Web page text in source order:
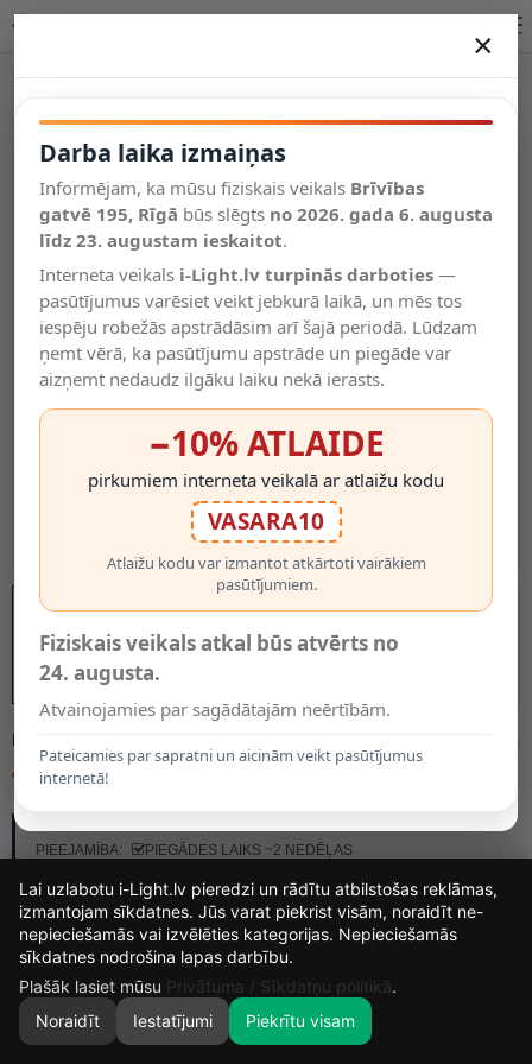
Salīdzināt
Vēlmju
saraksts
Valodas
0
MODELIS:
41.70€
PIEEJAMĪBA:
PIEGĀDES LAIKS ~2 NEDĒĻAS
×
Darba laika izmaiņas
Informējam, ka mūsu fiziskais veikals Brīvības
gatvē 195, Rīgā būs slēgts no 2026. gada 6. augusta
līdz 23. augustam ieskaitot.
Interneta veikals i-Light.lv turpinās darboties —
pasūtījumus varēsiet veikt jebkurā laikā, un mēs tos
iespēju robežās apstrādāsim arī šajā periodā. Lūdzam
ņemt vērā, ka pasūtījumu apstrāde un piegāde var
aizņemt nedaudz ilgāku laiku nekā ierasts.
−10% ATLAIDE
pirkumiem interneta veikalā ar atlaižu kodu
VASARA10
Atlaižu kodu var izmantot atkārtoti vairākiem
pasūtījumiem.
Fiziskais veikals atkal būs atvērts no
24. augusta.
Atvainojamies par sagādātajām neērtībām.
Pateicamies par sapratni un aicinām veikt pasūtījumus
internetā!
14
DIENAS
4
STUNDAS
21
MIN.
36
Lai uzlabotu i-Light.lv pieredzi un rādītu atbilstošas reklāmas,
izmantojam sīkdatnes. Jūs varat piekrist visām, noraidīt ne-
nepieciešamās vai izvēlēties kategorijas. Nepieciešamās
sīkdatnes nodrošina lapas darbību.
Plašāk lasiet mūsu Privātuma / Sīkdatņu politikā.
Noraidīt
Iestatījumi Piekrītu visam